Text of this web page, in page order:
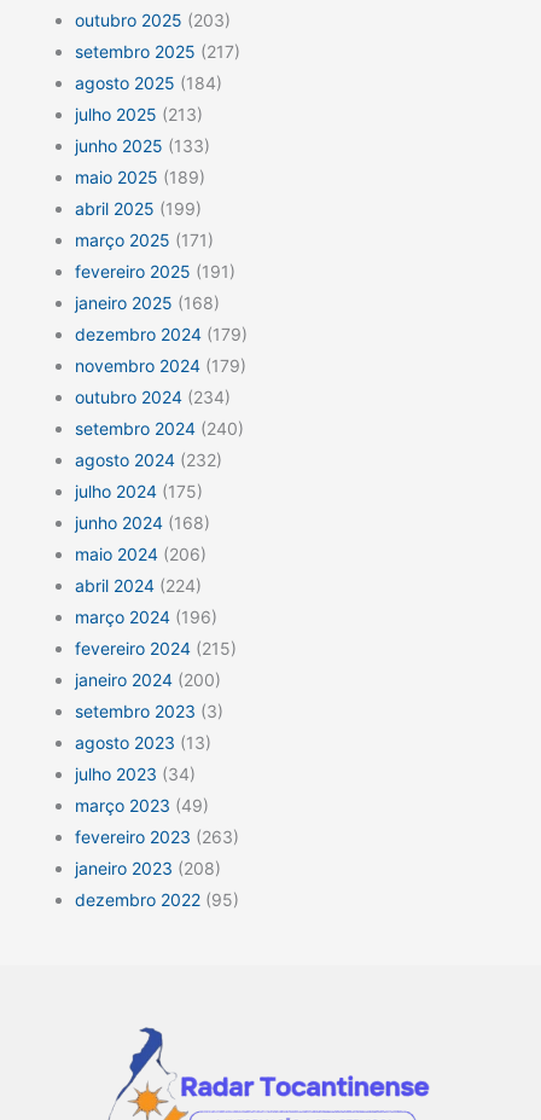
outubro 2025 (203)
setembro 2025 (217)
agosto 2025 (184)
julho 2025 (213)
junho 2025 (133)
maio 2025 (189)
abril 2025 (199)
março 2025 (171)
fevereiro 2025 (191)
janeiro 2025 (168)
dezembro 2024 (179)
novembro 2024 (179)
outubro 2024 (234)
setembro 2024 (240)
agosto 2024 (232)
julho 2024 (175)
junho 2024 (168)
maio 2024 (206)
abril 2024 (224)
março 2024 (196)
fevereiro 2024 (215)
janeiro 2024 (200)
setembro 2023 (3)
agosto 2023 (13)
julho 2023 (34)
março 2023 (49)
fevereiro 2023 (263)
janeiro 2023 (208)
dezembro 2022 (95)